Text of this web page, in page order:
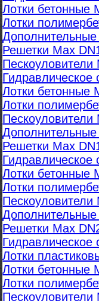
Лотки бетонные
Лотки
Решетки Max
Пескоуловители
Гидравлическое
Лотки бетонные
Лотки
Пескоуловители
Решетки Max
Гидравлическое
Лотки бетонные
Лотки
Пескоуловители
Решетки Max
Гидравлическое
Лотки
Лотки бетонные
Лотки
Пескоуловители